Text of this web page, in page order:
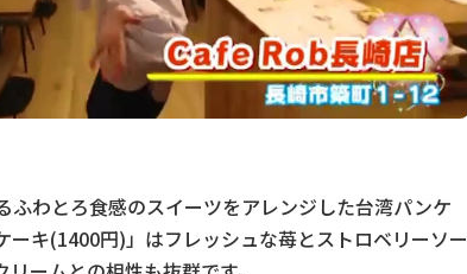
ふわとろ食感のスイーツをアレンジした台湾パンケ
ーキ(1400円)」はフレッシュな苺とストロベリーソー